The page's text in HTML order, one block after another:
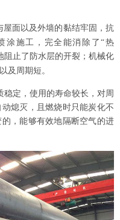
屋面以及外墙的黏结牢固，抗
涂施工，完全能消除了“热
阻止了防水层的开裂；机械化
及周期短。
稳定，使用的寿命较长，对周
熄灭，且燃烧时只能炭化不
，能够有效地隔断空气的进